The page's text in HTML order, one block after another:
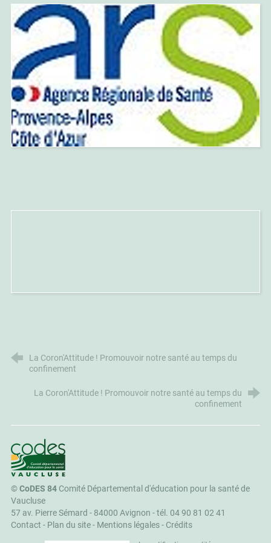
La Coron'Attitude ! Promouvoir notre santé au temps du
confinement
La Coron'Attitude ! Promouvoir notre santé au temps du
confinement
CoDES 84
©CoDES 84Comité Départemental d'éducation pour la santé de
Vaucluse
57 av. Pierre Sémard - 84000 Avignon -tél. 04 90 81 02 41
Contact - Plan du site- Mentions légales- Crédits